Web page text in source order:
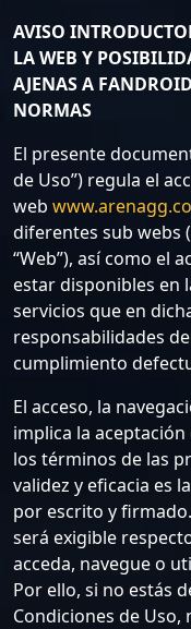
AVISO
LA WEB Y
AJENAS A
NORMAS
El presente
de Uso”) regula el
web
diferentes sub webs
“Web”), así como el
estar disponibles en
servicios que en
responsabilidades
cumplimiento
El acceso, la
implica la
los términos de las
validez y eficacia es
por escrito y
será exigible
acceda, navegue o
Por ello, si no estás
Condiciones de